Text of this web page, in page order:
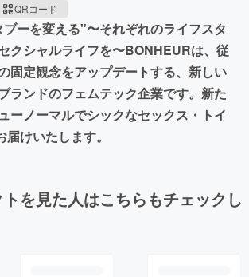
QRコード
ーを変える"〜それぞれのライフスタ
クシャルライフを〜BONHEURは、従
固定観念をアップデートする、新しい
ランドのフェムテック企業です。新た
ーノーマルでシックなセックス・トイ
届けいたします。
を見た人はこちらもチェックし